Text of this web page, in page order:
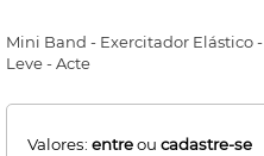
Mini Band - Exercitador Elástico -
Leve - Acte
Valores: entreou cadastre-se